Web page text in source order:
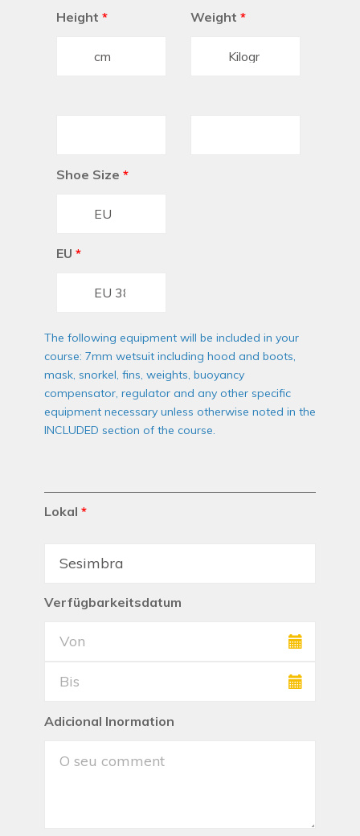
Height * Weight *
Shoe Size *
EU *
The following equipment will be included in your
course: 7mm wetsuit including hood and boots,
mask, snorkel, fins, weights, buoyancy
compensator, regulator and any other specific
equipment necessary unless otherwise noted in the
INCLUDED section of the course.
Lokal *
Verfügbarkeitsdatum
Adicional Inormation